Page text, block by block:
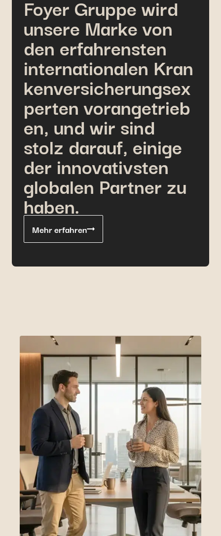
Foyer Gruppe wird
unsere Marke von
den erfahrensten
internationalen Kran
kenversicherungsex
perten vorangetrieb
en, und wir sind
stolz darauf, einige
der innovativsten
globalen Partner zu
haben.
Mehr erfahren